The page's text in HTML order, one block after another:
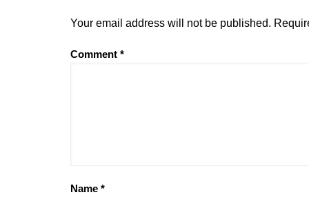
Your email address will not be published.
Comment *
Name *